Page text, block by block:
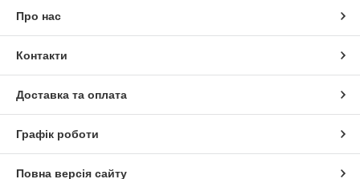
Про нас
Контакти
Доставка та оплата
Графік роботи
Повна версія сайту